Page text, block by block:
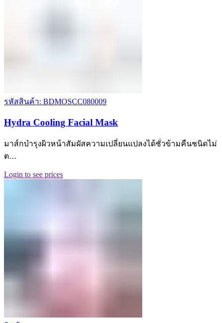
รหัสสินค้า: BDMOSCC080009
Hydra Cooling Facial Mask
มาส์กบำรุงผิวหน้าสัมผัสความเปลี่ยนแปลงได้ชั่วข้ามคืนชนิดไม่
ต…
Login to see prices